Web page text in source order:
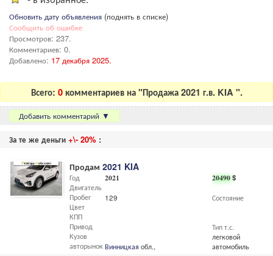
Обновить дату объявления (поднять в списке)
Сообщить об ошибке
Просмотров: 237.
Комментариев: 0.
Добавлено: 17 декабря 2025.
Всего: 0 комментариев на "Продажа 2021 г.в. KIA ".
Добавить комментарий ▼
За те же деньги +\- 20% :
Продам 2021 KIA
20490$
Состояние
Тип т.с.
легковой
автомобиль
Год
Двигатель
Пробег
Цвет
КПП
Привод
Кузов
авторынок
2021
129
Винницкая обл.,